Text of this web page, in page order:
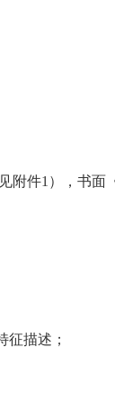
附件1），书面
描述；